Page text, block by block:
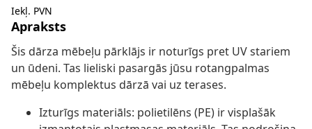
Iekļ. PVN
Apraksts
Šis dārza mēbeļu pārklājs ir noturīgs pret UV stariem
un ūdeni. Tas lieliski pasargās jūsu rotangpalmas
mēbeļu komplektus dārzā vai uz terases.
Izturīgs materiāls: polietilēns (PE) ir visplašāk